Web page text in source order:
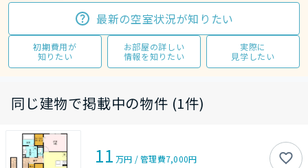
最新の空室状況が知りたい
初期費用が
知りたい
お部屋の詳しい
情報を知りたい
実際に
見学したい
同じ建物で掲載中の物件 (1件)
11 万円 /管理費7,000円